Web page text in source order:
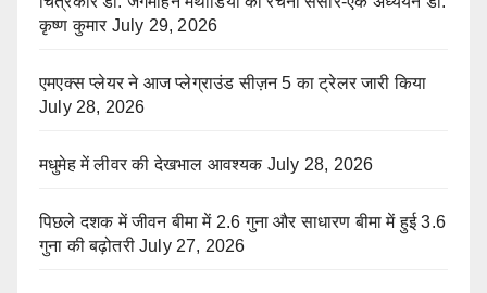
कृष्ण कुमार July 29, 2026
एमएक्स प्लेयर ने आज प्लेग्राउंड सीज़न 5 का ट्रेलर जारी किया
July 28, 2026
मधुमेह में लीवर की देखभाल आवश्यक July 28, 2026
पिछले दशक में जीवन बीमा में 2.6 गुना और साधारण बीमा में हुई 3.6
गुना की बढ़ोतरी July 27, 2026